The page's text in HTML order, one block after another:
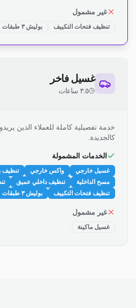
غير مشمول
تنظيف فتحات التكييف بوليش ٣ طبقات
غسيل فاخر
٣.٥ ساعات
خدمة تفصيلية كاملة للعملاء الذين
كالجديدة.
الخدمات المشمولة
غسيل خارجي واكس خارجي تنظيف
مسح الداخلية
تنظيف داخلي عميق
تنظيف فتحات التكييف
بوليش ٣ طبقات
غير مشمول
غسيل ماكينة